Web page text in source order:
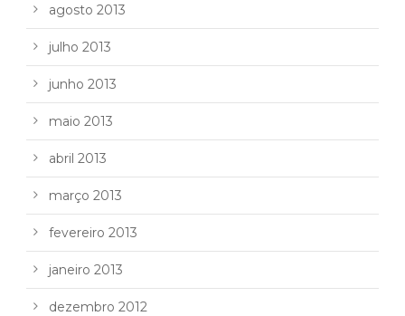
agosto 2013
julho 2013
junho 2013
maio 2013
abril 2013
março 2013
fevereiro 2013
janeiro 2013
dezembro 2012